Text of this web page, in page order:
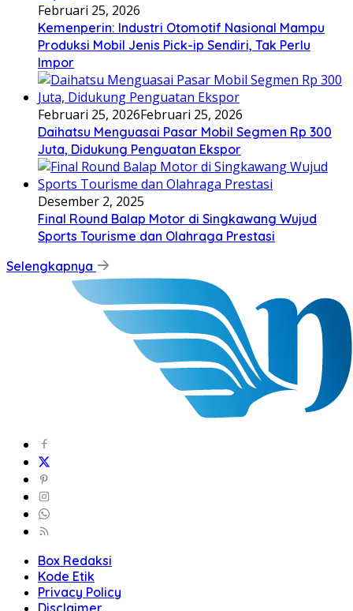
Februari 25, 2026
Kemenperin: Industri Otomotif Nasional Mampu
Produksi Mobil Jenis Pick-ip Sendiri, Tak Perlu
Impor
Februari 25, 2026Februari 25, 2026
Daihatsu Menguasai Pasar Mobil Segmen Rp 300
Juta, Didukung Penguatan Ekspor
Desember 2, 2025
Final Round Balap Motor di Singkawang Wujud
Sports Tourisme dan Olahraga Prestasi
Selengkapnya
Box Redaksi
Kode Etik
Privacy Policy
Disclaimer